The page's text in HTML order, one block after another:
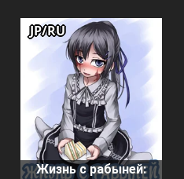
Жизнь с рабыней:
JP/RU